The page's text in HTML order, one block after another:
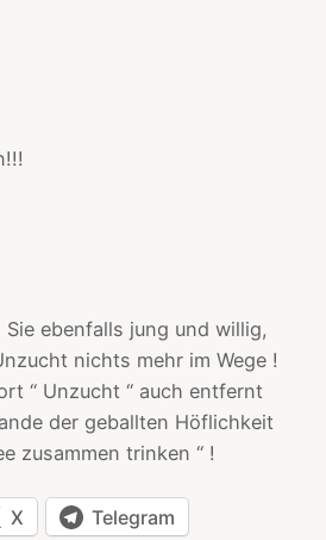
ebenfalls jung und willig,
nichts mehr im Wege !
“ Unzucht “ auch entfernt
der geballten Höflichkeit
zusammen trinken “ !
X
Telegram